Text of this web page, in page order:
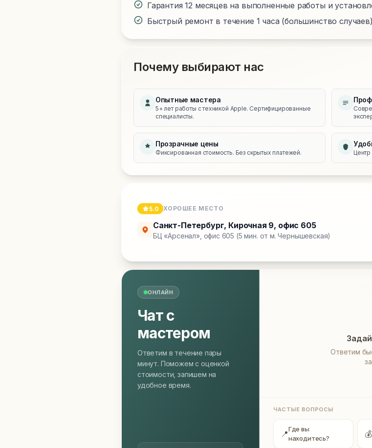
Гарантия 12 месяцев на выполненные работы и
Быстрый ремонт в течение 1 часа (большинство случаев)
Почему выбирают нас
Опытные мастера
5+ лет работы с техникой Apple. Сертифицированные
специалисты.
Прозрачные цены
Фиксированная стоимость. Без скрытых платежей.
5.0 ХОРОШЕЕ МЕСТО
Санкт-Петербург, Кирочная 9, офис 605
БЦ «Арсенал», офис 605 (5 мин. от м. Чернышевская)
ОНЛАЙН
Чат с
мастером
Ответим в течение пары
минут. Поможем с оценкой
стоимости, запишем на
удобное время.
Ответим
ЧАСТЫЕ ВОПРОСЫ
📍Где вы
находитесь?
💰